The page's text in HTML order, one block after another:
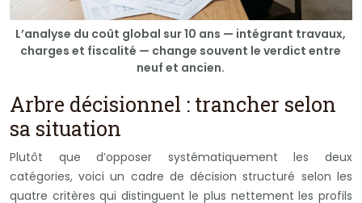
L’analyse du coût global sur 10 ans — intégrant travaux,
charges et fiscalité — change souvent le verdict entre
neuf et ancien.
Arbre décisionnel : trancher selon
sa situation
Plutôt que d’opposer systématiquement les deux
catégories, voici un cadre de décision structuré selon les
quatre critères qui distinguent le plus nettement les profils